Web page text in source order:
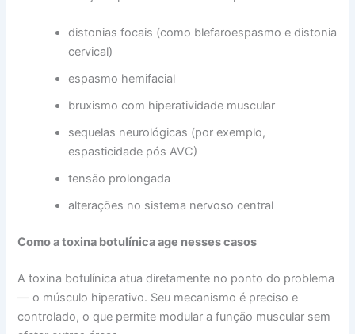
distonias focais (como blefaroespasmo e distonia
cervical)
espasmo hemifacial
bruxismo com hiperatividade muscular
sequelas neurológicas (por exemplo,
espasticidade pós AVC)
tensão prolongada
alterações no sistema nervoso central
Como a toxina botulínica age nesses casos
A toxina botulínica atua diretamente no ponto do problema
— o músculo hiperativo. Seu mecanismo é preciso e
controlado, o que permite modular a função muscular sem